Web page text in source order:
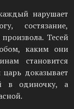
нарушает
состязание,
Тесей
каким они
становится
доказывает
в одиночку, а